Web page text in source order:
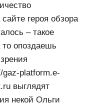
героя обзора
– такое
опоздаешь
platform.e-
выглядят
некой Ольги